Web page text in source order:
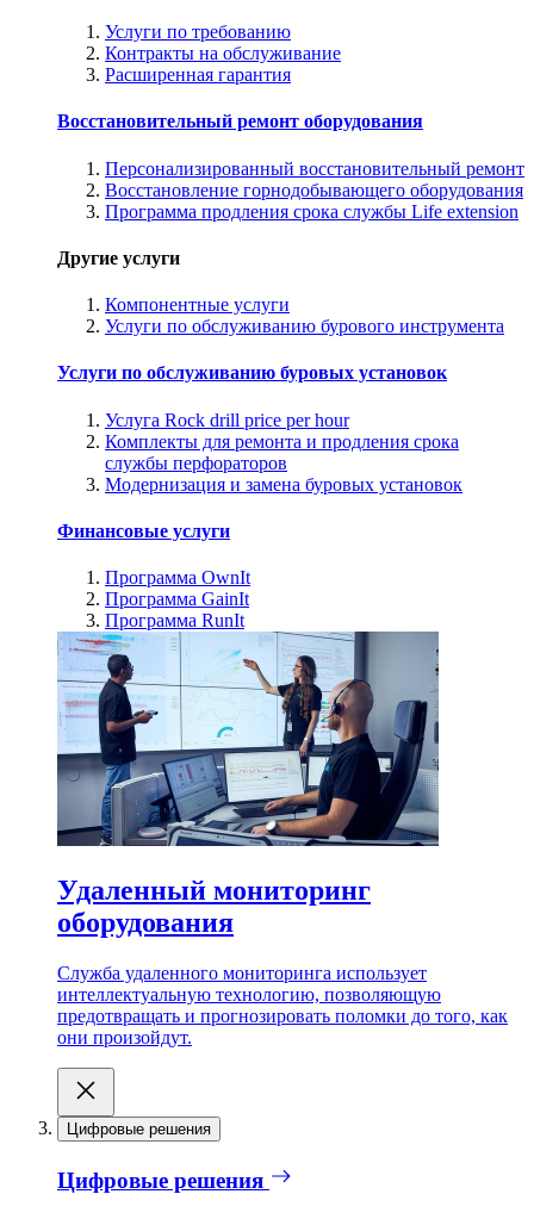
Услуги по требованию
Контракты на обслуживание
Расширенная гарантия
Восстановительный ремонт оборудования
Персонализированный восстановительный ремонт
Восстановление горнодобывающего оборудования
Программа продления срока службы Life extension
Другие услуги
Компонентные услуги
Услуги по обслуживанию бурового инструмента
Услуги по обслуживанию буровых установок
Услуга Rock drill price per hour
Комплекты для ремонта и продления срока
службы перфораторов
Модернизация и замена буровых установок
Финансовые услуги
Программа OwnIt
Программа GainIt
Программа RunIt
Удаленный мониторинг
оборудования
Служба удаленного мониторинга использует
интеллектуальную технологию, позволяющую
предотвращать и прогнозировать поломки до того, как
они произойдут.
Цифровые решения
Цифровые решения